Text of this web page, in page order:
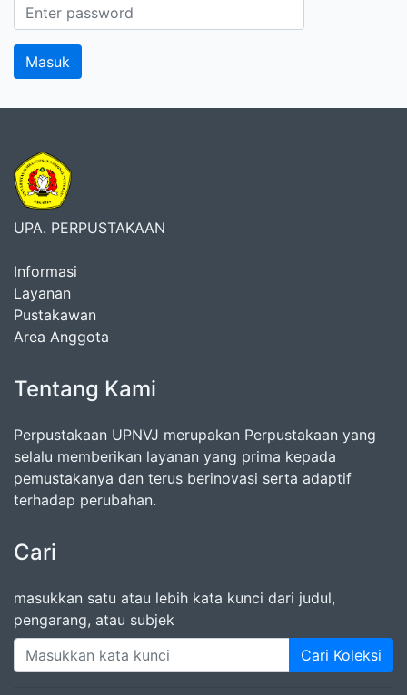
UPA. PERPUSTAKAAN
Informasi
Layanan
Pustakawan
Area Anggota
Tentang Kami
Perpustakaan UPNVJ merupakan Perpustakaan yang
selalu memberikan layanan yang prima kepada
pemustakanya dan terus berinovasi serta adaptif
terhadap perubahan.
Cari
masukkan satu atau lebih kata kunci dari judul,
pengarang, atau subjek
Cari Koleksi